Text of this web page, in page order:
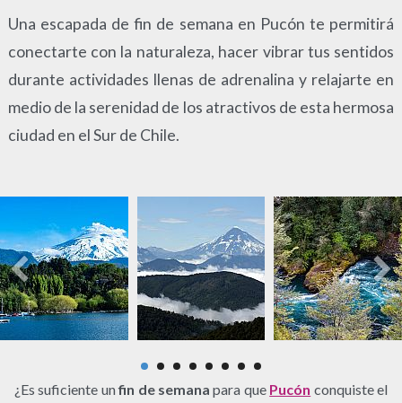
Una escapada de fin de semana en Pucón te permitirá
conectarte con la naturaleza, hacer vibrar tus sentidos
durante actividades llenas de adrenalina y relajarte en
medio de la serenidad de los atractivos de esta hermosa
ciudad en el Sur de Chile.
¿Es suficiente unfin de semana para que Pucón conquiste el